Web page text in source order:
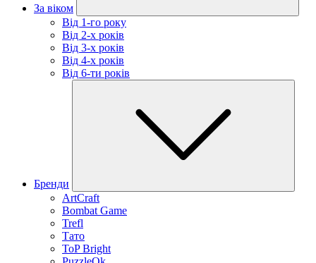
За віком
Від 1-го року
Від 2-х років
Від 3-х років
Від 4-х років
Від 6-ти років
Бренди
ArtCraft
Bombat Game
Trefl
Тато
ToP Bright